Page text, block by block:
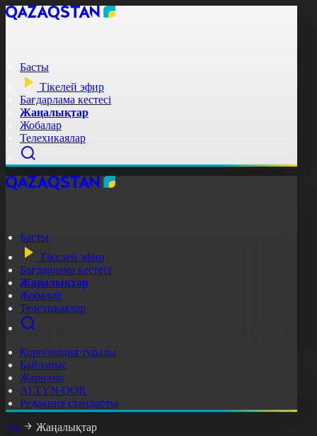
Басты
Тікелей эфир
Бағдарлама кестесі
Жаңалықтар
Жобалар
Телехикаялар
Басты
Тікелей эфир
Бағдарлама кестесі
Жаңалықтар
Жобалар
Телехикаялар
Корпорация туралы
Байланыс
Жарнама
ALTYN QOR
Редакция стандарты
Жаңалықтар